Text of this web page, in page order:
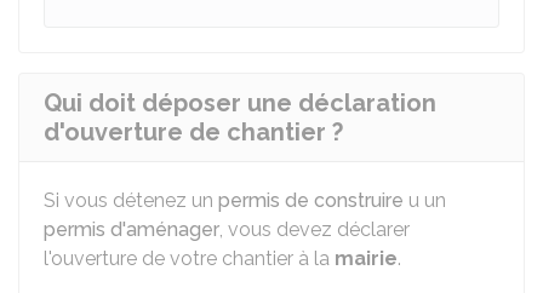
Qui doit déposer une déclaration
d'ouverture de chantier ?
Si vous détenez un permis de construire u un
permis d'aménager, vous devez déclarer
l'ouverture de votre chantier à la mairie.